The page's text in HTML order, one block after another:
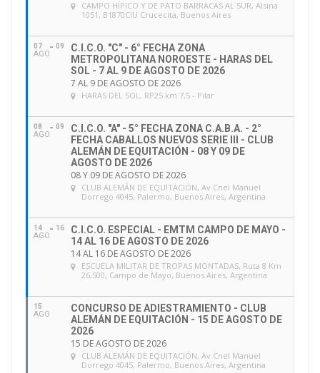
HORSEAPP
SEPTIEMBRE 2022 – FEI HORSE APP
CAMPO HÍPICO Y DE PATO BARRACAS AL SUR, Alsina
1051, B1870CIU Crucecita, Buenos Aires
07
AGO
09
C.I.C.O. "C" - 6° FECHA ZONA
METROPOLITANA NOROESTE - HARAS DEL
SOL - 7 AL 9 DE AGOSTO DE 2026
7 AL 9 DE AGOSTO DE 2026
HARAS DEL SOL, RP25 km 7,5 - Pilar
08
AGO
09
C.I.C.O. "A" - 5° FECHA ZONA C.A.B.A. - 2°
FECHA CABALLOS NUEVOS SERIE III - CLUB
ALEMÁN DE EQUITACIÓN - 08 Y 09 DE
AGOSTO DE 2026
08 Y 09 DE AGOSTO DE 2026
CLUB ALEMÁN DE EQUITACIÓN, Av Cnel Manuel
Dorrego 4045, Palermo, Buenos Aires, Argentina
14
AGO
16
C.I.C.O. ESPECIAL - EMTM CAMPO DE MAYO -
14 AL 16 DE AGOSTO DE 2026
14 AL 16 DE AGOSTO DE 2026
ESCUELA MILITAR DE TROPAS MONTADAS, Ruta 8 Km
26,500, Campo de Mayo, Buenos Aires, Argentina
15
AGO
CONCURSO DE ADIESTRAMIENTO - CLUB
ALEMÁN DE EQUITACIÓN - 15 DE AGOSTO DE
2026
15 DE AGOSTO DE 2026
CLUB ALEMÁN DE EQUITACIÓN, Av Cnel Manuel
Dorrego 4045, Palermo, Buenos Aires, Argentina